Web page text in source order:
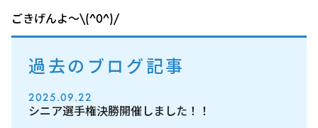
ごきげんよ～\(^0^)/
過去のブログ記事
2025.09.22
シニア選手権決勝開催しました！！